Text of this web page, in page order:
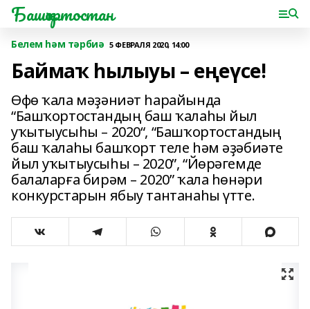
Башҡортостан
Белем һәм тәрбиә 5 ФЕВРАЛЯ 2020, 14:00
Баймаҡ һылыуы – еңеүсе!
Өфө ҡала мәҙәниәт һарайында
“Башҡортостандың баш ҡалаһы йыл
уҡытыусыһы – 2020“, “Башҡортостандың
баш ҡалаһы башҡорт теле һәм әҙәбиәте
йыл уҡытыусыһы – 2020”, “Йөрәгемде
балаларға бирәм – 2020” ҡала һөнәри
конкурстарын ябыу тантанаһы үтте.